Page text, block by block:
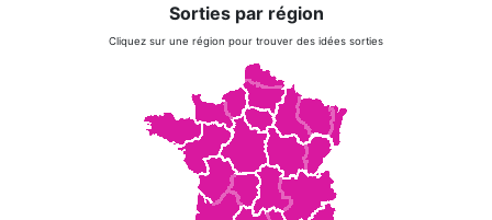
Sorties par région
Cliquez sur une région pour trouver des idées sorties